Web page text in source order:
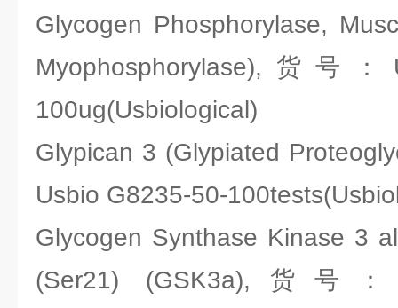
Glycogen Phosphorylase,
Myophosphorylase),货号：
100ug(Usbiological)
Glypican 3 (Glypiated
Usbio G8235-50-
Glycogen Synthase Kinase 3
(Ser21) (GSK3a),货号：